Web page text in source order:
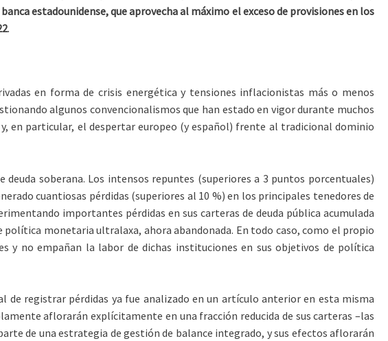
estadounidense, que aprovecha al máximo el exceso de provisiones en los
.
en forma de crisis energética y tensiones inflacionistas más o menos
algunos convencionalismos que han estado en vigor durante muchos
en particular, el despertar europeo (y español) frente al tradicional dominio
soberana. Los intensos repuntes (superiores a 3 puntos porcentuales)
cuantiosas pérdidas (superiores al 10 %) en los principales tenedores de
importantes pérdidas en sus carteras de deuda pública acumulada
política monetaria ultralaxa, ahora abandonada. En todo caso, como el propio
y no empañan la labor de dichas instituciones en sus objetivos de política
de registrar pérdidas ya fue analizado en un artículo anterior en esta misma
aflorarán explícitamente en una fracción reducida de sus carteras –las
de una estrategia de gestión de balance integrado, y sus efectos aflorarán